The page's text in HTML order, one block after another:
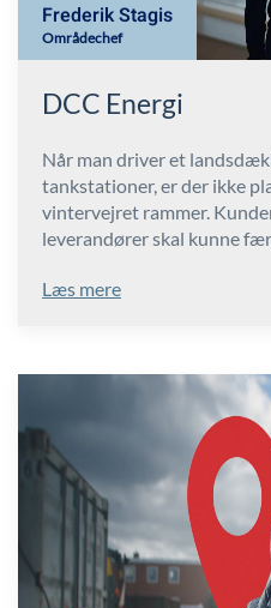
Frederik Stagis
Områdechef
DCC Energi
Når man driver et
tankstationer, er der ikke
vintervejret rammer.
leverandører skal kunne
Læs mere